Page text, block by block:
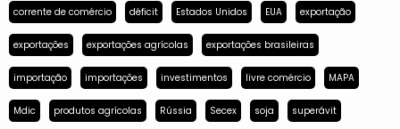
corrente de comércio déficit Estados Unidos EUA exportação
exportações exportações agrícolas exportações brasileiras
importação importações investimentos livre comércio MAPA
Mdic produtos agrícolas Rússia Secex soja superávit